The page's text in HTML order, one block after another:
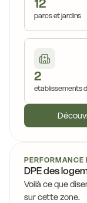
12
parcs et jardins
2
établissements
PERFORMANCE
DPE des
Voilà ce que
sur cette zone.